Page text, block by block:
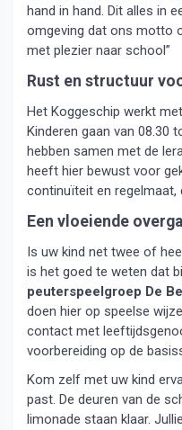
hand in hand. Dit alles in
omgeving dat ons motto
met plezier naar school”
Rust en structuur
Het Koggeschip werkt
Kinderen gaan van 08.30
hebben samen met de
heeft hier bewust voor
continuïteit en regelmaat,
Een vloeiende
Is uw kind net twee of
is het goed te weten dat
peuterspeelgroep De
doen hier op speelse
contact met
voorbereiding op de
Kom zelf met uw kind
past. De deuren van de
limonade staan klaar.